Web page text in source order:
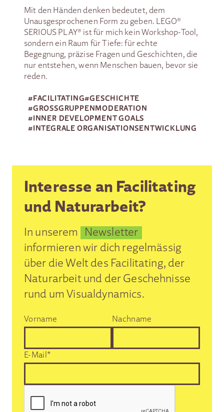
Mit den Händen denken bedeutet, dem
Unausgesprochenen Form zu geben. LEGO®
SERIOUS PLAY® ist für mich kein Workshop-Tool,
sondern ein Raum für Tiefe: für echte
Begegnung, präzise Fragen und Geschichten, die
nur entstehen, wenn Menschen bauen, bevor sie
reden.
#FACILITATING#GESCHICHTE
#GROSSGRUPPEN­MODERATION
#INNER DEVELOPMENT GOALS
#INTEGRALE ORGANISATIONSENTWICKLUNG
Interesse an Facilitating
und Naturarbeit?
In unserem
Newsletter
informieren wir dich regelmässig
über die Welt des Facilitating, der
Naturarbeit und der Geschehnisse
rund um Visualdynamics.
Vorname Nachname
E-Mail*